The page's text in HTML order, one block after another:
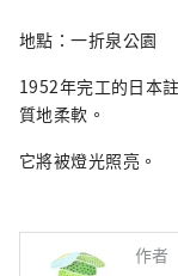
地點：一折泉公園
1952年完工的日本
質地柔軟。
它將被燈光照亮。
作者